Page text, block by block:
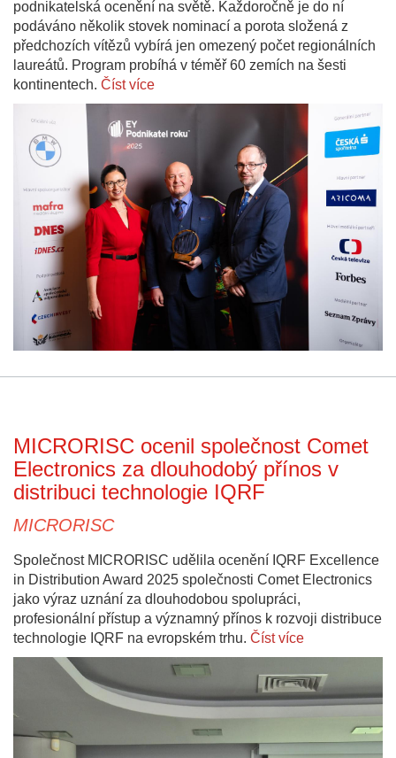
podnikatelská ocenění na světě. Každoročně je do ní
podáváno několik stovek nominací a porota složená z
předchozích vítězů vybírá jen omezený počet regionálních
laureátů. Program probíhá v téměř 60 zemích na šesti
kontinentech. Číst více
MICRORISC ocenil společnost Comet
Electronics za dlouhodobý přínos v
distribuci technologie IQRF
MICRORISC
Společnost MICRORISC udělila ocenění IQRF Excellence
in Distribution Award 2025 společnosti Comet Electronics
jako výraz uznání za dlouhodobou spolupráci,
profesionální přístup a významný přínos k rozvoji distribuce
technologie IQRF na evropském trhu. Číst více